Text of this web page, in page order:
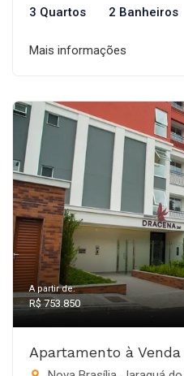
3 Quartos 2 Banheiros
Mais informações
A partir de:
R$ 753.850
Apartamento à